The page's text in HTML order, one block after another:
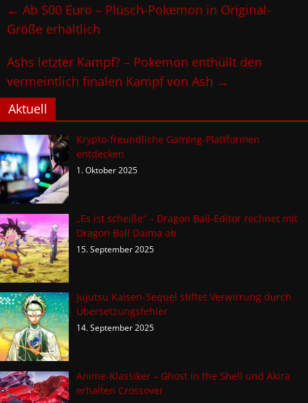
← Ab 500 Euro – Plüsch-Pokemon in Original-
Größe erhältlich
Ashs letzter Kampf? – Pokemon enthüllt den
vermeintlich finalen Kampf von Ash →
Aktuell
Krypto-freundliche Gaming-Plattformen
entdecken
1. Oktober 2025
„Es ist scheiße“ – Dragon Ball-Editor rechnet mit
Dragon Ball Daima ab
15. September 2025
Jujutsu Kaisen-Sequel stiftet Verwirrung durch
Übersetzungsfehler
14. September 2025
Anime-Klassiker – Ghost in the Shell und Akira
erhalten Crossover